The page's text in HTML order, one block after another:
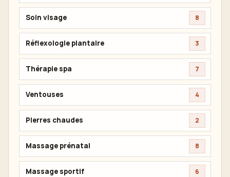
Soin visage 8
Réflexologie plantaire 3
Thérapie spa 7
Ventouses 4
Pierres chaudes 2
Massage prénatal 8
Massage sportif 6